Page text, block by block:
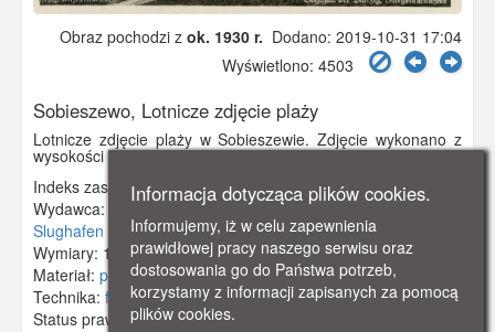
Obraz pochodzi z ok. 1930 r. Dodano: 2019-10-31 17:04
Wyświetlono: 4503
Sobieszewo, Lotnicze zdjęcie plaży
Lotnicze zdjęcie plaży w Sobieszewie. Zdjęcie wykonano z
wysokości 150 metrów.
Indeks zasobu:GSP00506
Wydawca:
Industrie - Fotografen Klinte & Co. Berlin
Slughafen
Wymiary: 140 x 90 mm
Materiał: pocztówka
Technika: fotografia czarno-biała
Status prawny:Użycie Niekomercyjne
Informacja dotycząca plików cookies.
Informujemy, iż w celu zapewnienia
prawidłowej pracy naszego serwisu oraz
dostosowania go do Państwa potrzeb,
korzystamy z informacji zapisanych za pomocą
plików cookies.